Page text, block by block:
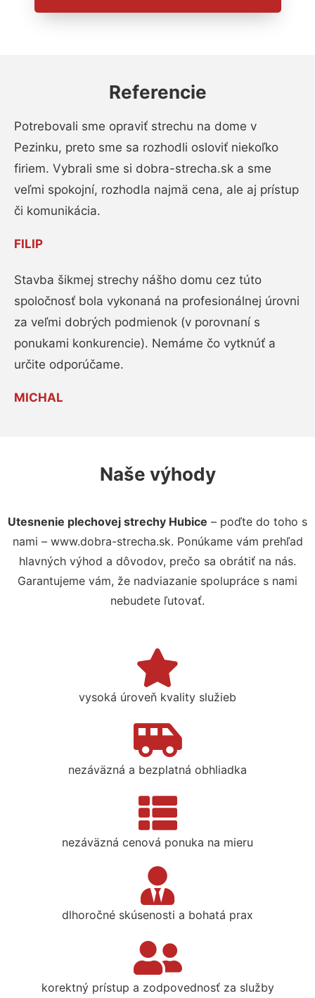
Referencie
Potrebovali sme opraviť strechu na dome v
Pezinku, preto sme sa rozhodli osloviť niekoľko
firiem. Vybrali sme si dobra-strecha.sk a sme
veľmi spokojní, rozhodla najmä cena, ale aj prístup
či komunikácia.
FILIP
Stavba šikmej strechy nášho domu cez túto
spoločnosť bola vykonaná na profesionálnej úrovni
za veľmi dobrých podmienok (v porovnaní s
ponukami konkurencie). Nemáme čo vytknúť a
určite odporúčame.
MICHAL
Naše výhody
Utesnenie plechovej strechy Hubice – poďte do toho s
nami – www.dobra-strecha.sk. Ponúkame vám prehľad
hlavných výhod a dôvodov, prečo sa obrátiť na nás.
Garantujeme vám, že nadviazanie spolupráce s nami
nebudete ľutovať.
vysoká úroveň kvality služieb
nezáväzná a bezplatná obhliadka
nezáväzná cenová ponuka na mieru
dlhoročné skúsenosti a bohatá prax
korektný prístup a zodpovednosť za služby